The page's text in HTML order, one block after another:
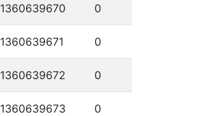
1360639670 0
1360639671 0
1360639672 0
1360639673 0